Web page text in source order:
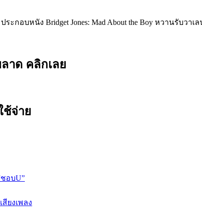
ะกอบหนัง Bridget Jones: Mad About the Boy หวานรับวาเ
ลาด คลิกเลย
ช้จ่าย
อบU”
ยงเพลง